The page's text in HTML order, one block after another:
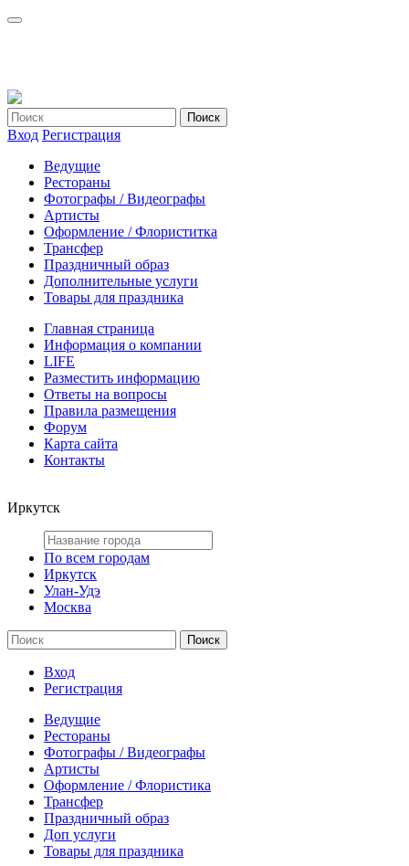
Вход Регистрация
Ведущие
Рестораны
Фотографы / Видеографы
Артисты
Оформление / Флориститка
Трансфер
Праздничный образ
Дополнительные услуги
Товары для праздника
Главная страница
Информация о компании
LIFE
Разместить информацию
Ответы на вопросы
Правила размещения
Форум
Карта сайта
Контакты
Иркутск
По всем городам
Иркутск
Улан-Удэ
Москва
Вход
Регистрация
Ведущие
Рестораны
Фотографы / Видеографы
Артисты
Оформление / Флористика
Трансфер
Праздничный образ
Доп услуги
Товары для праздника